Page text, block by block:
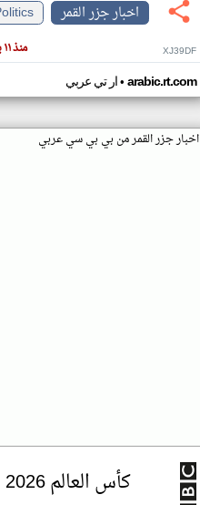
اخبار جزر القمر
منذ ١١ يوم XJ39DF
ار تي عربي• arabic.rt.com
اخبار جزر القمر من بي بي سي عربي
كأس العالم 2026